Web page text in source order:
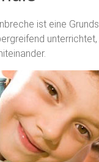
ist eine